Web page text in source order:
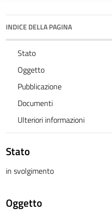
INDICE DELLA PAGINA
Stato
Oggetto
Pubblicazione
Documenti
Ulteriori informazioni
Stato
in svolgimento
Oggetto